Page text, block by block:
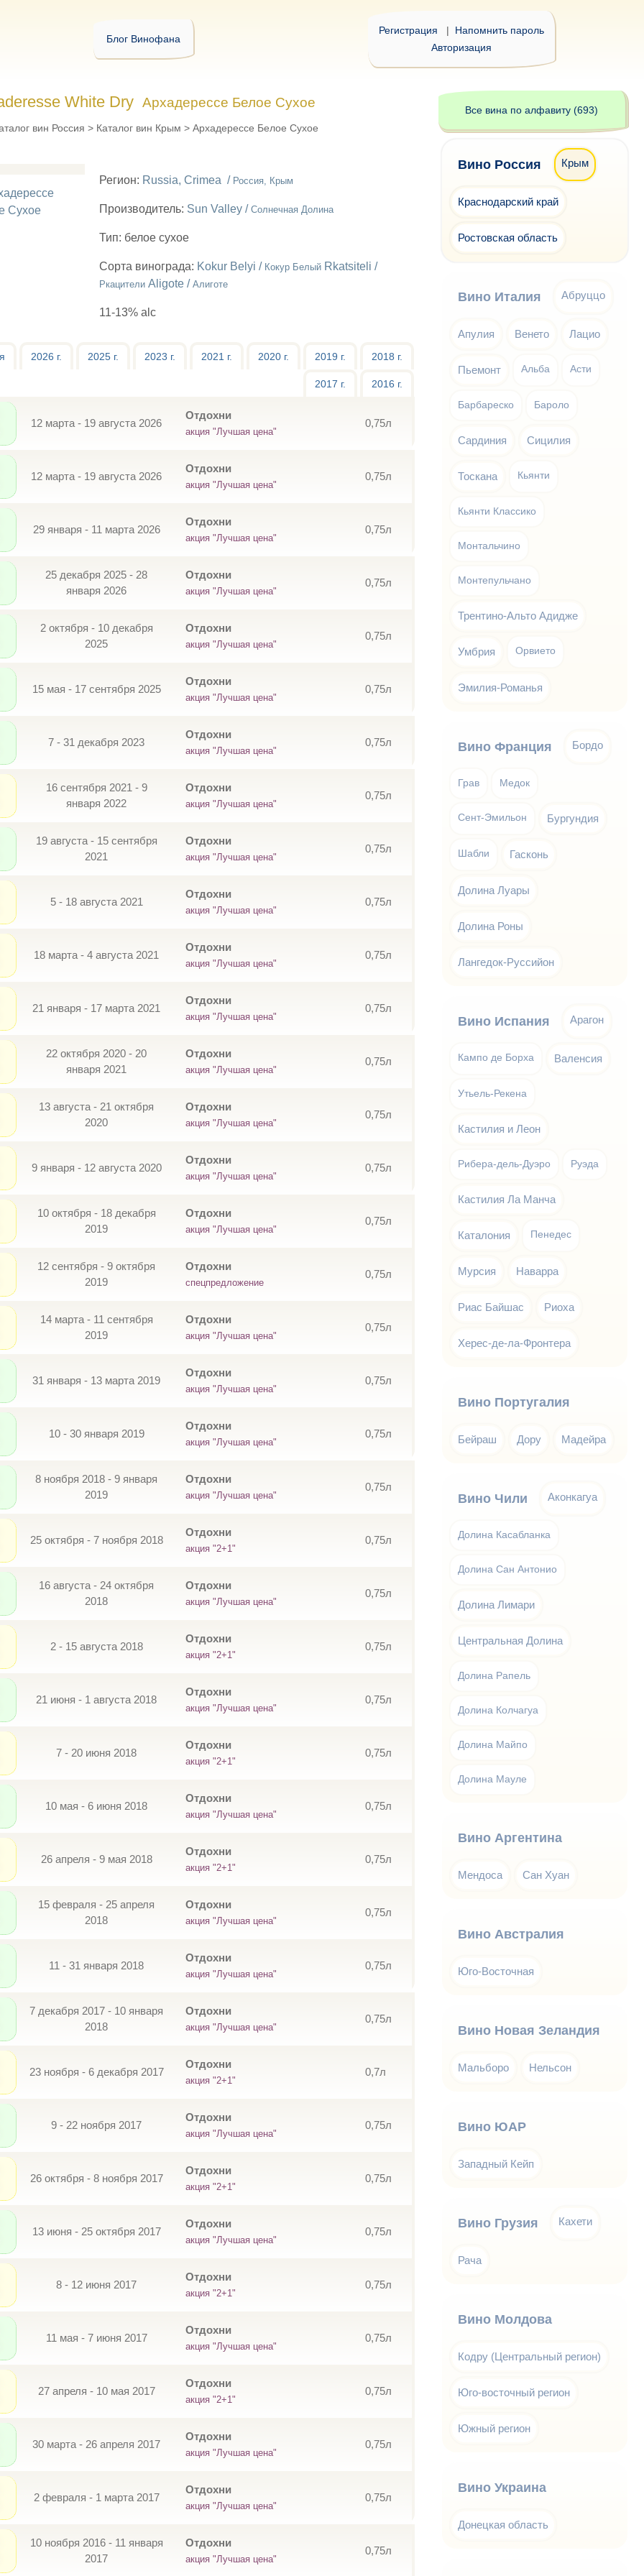
Блог Винофана
Регистрация | Напомнить пароль
Авторизация
White Dry Архадерессе Белое Сухое
вин Россия > Каталог вин Крым >Архадерессе Белое Сухое
Регион: Russia, Crimea / Россия, Крым
Производитель: Sun Valley /Солнечная Долина
Тип: белое сухое
Сорта винограда: Kokur Belyi / Кокур Белый Rkatsiteli /
Ркацители Aligote /Алиготе
11-13% alc
2026 г. 2025 г. 2023 г. 2021 г. 2020 г. 2019 г. 2018 г.
2017 г. 2016 г.
12 марта - 19 августа 2026
Отдохни
акция "Лучшая цена"
0,75л
12 марта - 19 августа 2026
Отдохни
акция "Лучшая цена"
0,75л
29 января - 11 марта 2026
Отдохни
акция "Лучшая цена"
0,75л
25 декабря 2025 - 28
января 2026
Отдохни
акция "Лучшая цена"
0,75л
2 октября - 10 декабря
2025
Отдохни
акция "Лучшая цена"
0,75л
15 мая - 17 сентября 2025
Отдохни
акция "Лучшая цена"
0,75л
7 - 31 декабря 2023
Отдохни
акция "Лучшая цена"
0,75л
16 сентября 2021 - 9
января 2022
Отдохни
акция "Лучшая цена"
0,75л
19 августа - 15 сентября
2021
Отдохни
акция "Лучшая цена"
0,75л
5 - 18 августа 2021
Отдохни
акция "Лучшая цена"
0,75л
18 марта - 4 августа 2021
Отдохни
акция "Лучшая цена"
0,75л
21 января - 17 марта 2021
Отдохни
акция "Лучшая цена"
0,75л
22 октября 2020 - 20
января 2021
Отдохни
акция "Лучшая цена"
0,75л
13 августа - 21 октября
2020
Отдохни
акция "Лучшая цена"
0,75л
9 января - 12 августа 2020
Отдохни
акция "Лучшая цена"
0,75л
10 октября - 18 декабря
2019
Отдохни
акция "Лучшая цена"
0,75л
12 сентября - 9 октября
2019
Отдохни
спецпредложение
0,75л
14 марта - 11 сентября
2019
Отдохни
акция "Лучшая цена"
0,75л
31 января - 13 марта 2019
Отдохни
акция "Лучшая цена"
0,75л
10 - 30 января 2019
Отдохни
акция "Лучшая цена"
0,75л
8 ноября 2018 - 9 января
2019
Отдохни
акция "Лучшая цена"
0,75л
25 октября - 7 ноября 2018
Отдохни
акция "2+1"
0,75л
16 августа - 24 октября
2018
Отдохни
акция "Лучшая цена"
0,75л
2 - 15 августа 2018
Отдохни
акция "2+1"
0,75л
21 июня - 1 августа 2018
Отдохни
акция "Лучшая цена"
0,75л
7 - 20 июня 2018
Отдохни
акция "2+1"
0,75л
10 мая - 6 июня 2018
Отдохни
акция "Лучшая цена"
0,75л
26 апреля - 9 мая 2018
Отдохни
акция "2+1"
0,75л
15 февраля - 25 апреля
2018
Отдохни
акция "Лучшая цена"
0,75л
11 - 31 января 2018
Отдохни
акция "Лучшая цена"
0,75л
7 декабря 2017 - 10 января
2018
Отдохни
акция "Лучшая цена"
0,75л
23 ноября - 6 декабря 2017
Отдохни
акция "2+1"
0,7л
9 - 22 ноября 2017
Отдохни
акция "Лучшая цена"
0,75л
26 октября - 8 ноября 2017
Отдохни
акция "2+1"
0,75л
13 июня - 25 октября 2017
Отдохни
акция "Лучшая цена"
0,75л
8 - 12 июня 2017
Отдохни
акция "2+1"
0,75л
11 мая - 7 июня 2017
Отдохни
акция "Лучшая цена"
0,75л
27 апреля - 10 мая 2017
Отдохни
акция "2+1"
0,75л
30 марта - 26 апреля 2017
Отдохни
акция "Лучшая цена"
0,75л
2 февраля - 1 марта 2017
Отдохни
акция "Лучшая цена"
0,75л
10 ноября 2016 - 11 января
2017
Отдохни
акция "Лучшая цена"
0,75л
Все вина по алфавиту (693)
Вино Италия Абруццо
Апулия Венето Лацио
Пьемонт Альба Асти
Барбареско Бароло
Сардиния Сицилия
Тоскана Кьянти
Кьянти Классико
Монтальчино
Монтепульчано
Трентино-Альто Адидже
Умбрия Орвието
Эмилия-Романья
Вино Франция Бордо
Грав Медок
Сент-Эмильон Бургундия
Шабли Гасконь
Долина Луары
Долина Роны
Лангедок-Руссийон
Вино Испания Арагон
Кампо де Борха Валенсия
Утьель-Рекена
Кастилия и Леон
Рибера-дель-Дуэро Руэда
Кастилия Ла Манча
Каталония Пенедес
Мурсия Наварра
Риас Байшас Риоха
Херес-де-ла-Фронтера
Вино Россия Крым
Краснодарский край
Ростовская область
Вино Португалия
Бейраш Дору Мадейра
Вино Чили Аконкагуа
Долина Касабланка
Долина Сан Антонио
Долина Лимари
Центральная Долина
Долина Рапель
Долина Колчагуа
Долина Майпо
Долина Мауле
Вино Аргентина
Мендоса Сан Хуан
Вино Австралия
Юго-Восточная
Вино Новая Зеландия
Мальборо Нельсон
Вино ЮАР
Западный Кейп
Вино Грузия Кахети
Рача
Вино Молдова
Кодру (Центральный регион)
Юго-восточный регион
Южный регион
Вино Украина
Донецкая область